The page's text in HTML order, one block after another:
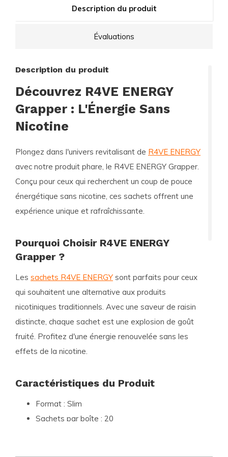
Description du produit
Évaluations
Description du produit
Découvrez R4VE ENERGY
Grapper : L'Énergie Sans
Nicotine
Plongez dans l'univers revitalisant de R4VE ENERGY
avec notre produit phare, le R4VE ENERGY Grapper.
Conçu pour ceux qui recherchent un coup de pouce
énergétique sans nicotine, ces sachets offrent une
expérience unique et rafraîchissante.
Pourquoi Choisir R4VE ENERGY
Grapper ?
Les sachets R4VE ENERGY sont parfaits pour ceux
qui souhaitent une alternative aux produits
nicotiniques traditionnels. Avec une saveur de raisin
distincte, chaque sachet est une explosion de goût
fruité. Profitez d'une énergie renouvelée sans les
effets de la nicotine.
Caractéristiques du Produit
Format : Slim
Sachets par boîte : 20